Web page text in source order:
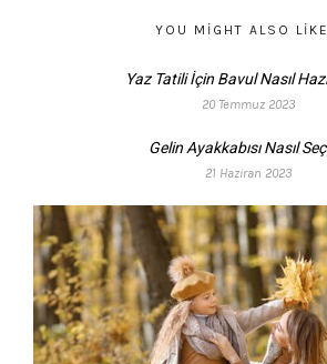
YOU MIGHT ALSO
Yaz Tatili İçin Bavul Nasıl
20 Temmuz 2023
Gelin Ayakkabısı Nasıl
21 Haziran 2023